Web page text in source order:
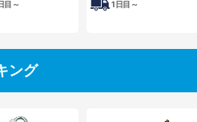
目～ 1日目～
ング